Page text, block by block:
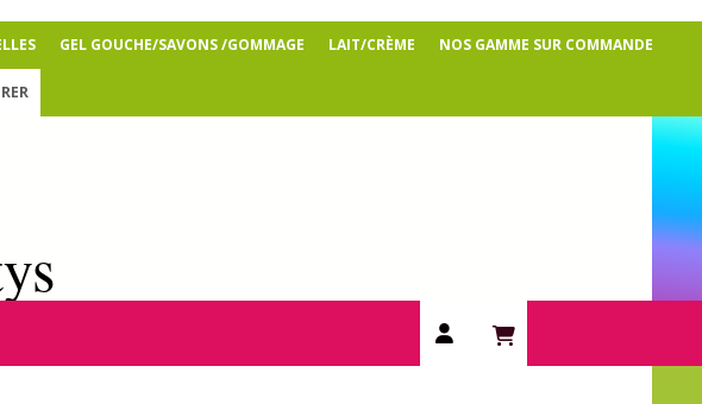
GEL GOUCHE/SAVONS /GOMMAGE LAIT/CRÈME NOS GAMME SUR COMMANDE